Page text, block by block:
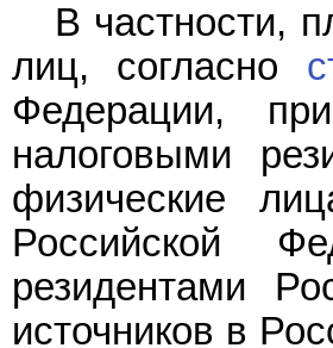
В частности,
лиц, согласно
Федерации,
налоговыми
физические
Российской
резидентами
источников в